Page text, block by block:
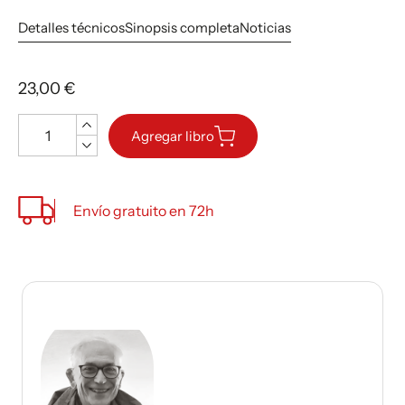
Detalles técnicosSinopsis completaNoticias
23,00 €
Agregar libro
Envío gratuito en 72h